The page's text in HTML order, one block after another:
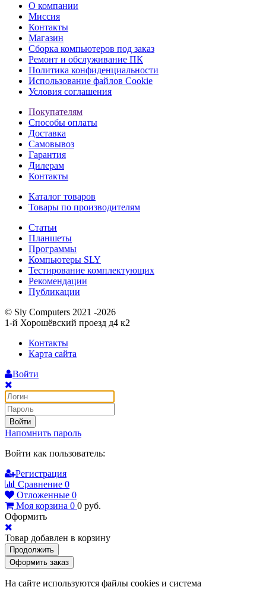
О компании
Миссия
Контакты
Магазин
Сборка компьютеров под заказ
Ремонт и обслуживание ПК
Политика конфиденциальности
Использование файлов Cookie
Условия соглашения
Покупателям
Способы оплаты
Доставка
Самовывоз
Гарантия
Дилерам
Контакты
Каталог товаров
Товары по производителям
Статьи
Планшеты
Программы
Компьютеры SLY
Тестирование комплектующих
Рекомендации
Публикации
© Sly Computers 2021 -2026
1-й Хорошёвский проезд д4 к2
Контакты
Карта сайта
Войти
Войти
Напомнить пароль
Войти как пользователь:
Регистрация
Сравнение 0
Отложенные 0
Моя корзина 0 0 руб.
Оформить
Товар добавлен в корзину
Продолжить
Оформить заказ
На сайте используются файлы cookies и система